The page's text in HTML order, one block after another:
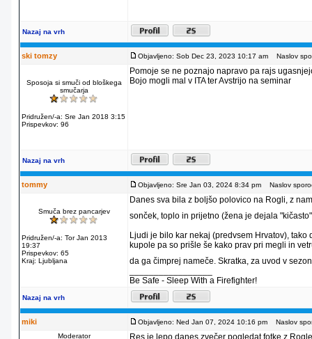
Nazaj na vrh
ski tomzy Objavljeno: Sob Dec 23, 2023 10:17 am Naslov
Sposoja si smuči od bloškega
smučarja
Pridružen/-a: Sre Jan 2018 3:15
Prispevkov: 96
Pomoje se ne poznajo napravo pa rajs
Bojo mogli mal v ITA ter Avstrijo na seminar
Nazaj na vrh
tommy Objavljeno: Sre Jan 03, 2024 8:34 pm Naslov
Smuča brez pancarjev
Pridružen/-a: Tor Jan 2013
19:37
Prispevkov: 65
Kraj: Ljubljana
Danes sva bila z boljšo polovico na Rogli, z
sonček, toplo in prijetno (žena je dejala
Ljudi je bilo kar nekaj (predvsem Hrvatov),
kupole pa so prišle še kako prav pri megli in
da ga čimprej nameče. Skratka, za uvod v
Be Safe - Sleep With a Firefighter!
Nazaj na vrh
miki Objavljeno: Ned Jan 07, 2024 10:16 pm
Naslov
Moderator
Res je lepo danes zvečer pogledat fotke z